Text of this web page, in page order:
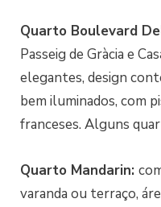
Quarto Boulevard
Passeig de Gràcia e
elegantes, design
bem iluminados, com
franceses. Alguns
Quarto Mandarin:
varanda ou terraço,